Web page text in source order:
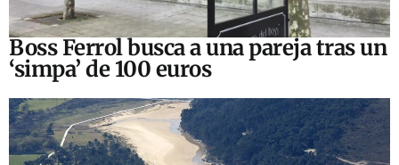
Boss Ferrol busca a una pareja tras un
‘simpa’ de 100 euros